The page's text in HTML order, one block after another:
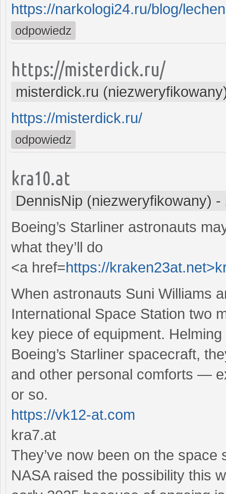
https://narkologi24.ru/blog/
odpowiedz
https://misterdick.ru/
misterdick.ru
https://misterdick.ru/
odpowiedz
kra10.at
DennisNip (niezweryfikowany) -
Boeing’s Starliner astronauts
what they’ll do
<a href=https://
When astronauts Suni Williams
International Space Station two
key piece of equipment.
Boeing’s Starliner spacecraft,
and other personal comforts —
or so.
https://vk12-at.com
kra7.at
They’ve now been on the
NASA raised the possibility this